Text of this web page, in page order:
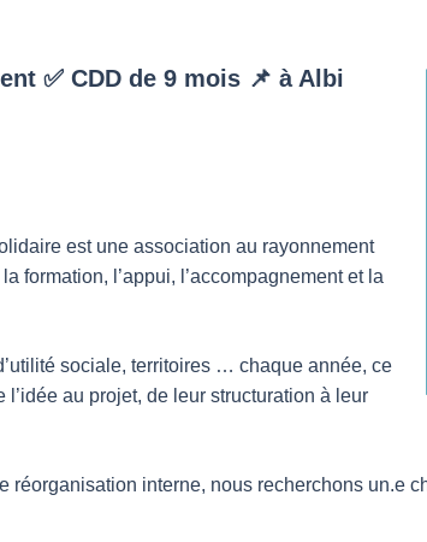
✅ CDD de 9 mois 📌 à Albi
est une association au rayonnement
formation, l’appui, l’accompagnement et la
sociale, territoires … chaque année, ce
au projet, de leur structuration à leur
réorganisation interne, nous recherchons un.e